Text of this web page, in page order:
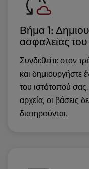
Βήμα 1:
ασφαλείας
Συνδεθείτε στον
και δημιουργήστε
του ιστότοπού σας.
αρχεία, οι βάσεις
διατηρούνται.